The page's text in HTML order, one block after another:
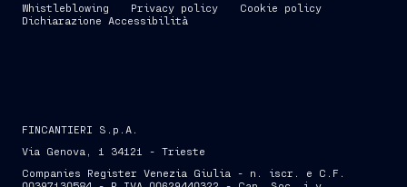
Whistleblowing Privacy policy
Cookie policy
Dichiarazione Accessibilità
FINCANTIERI S.p.A.
Via Genova, 1 34121 - Trieste
Companies Register Venezia Giulia - n. iscr. e C.F.